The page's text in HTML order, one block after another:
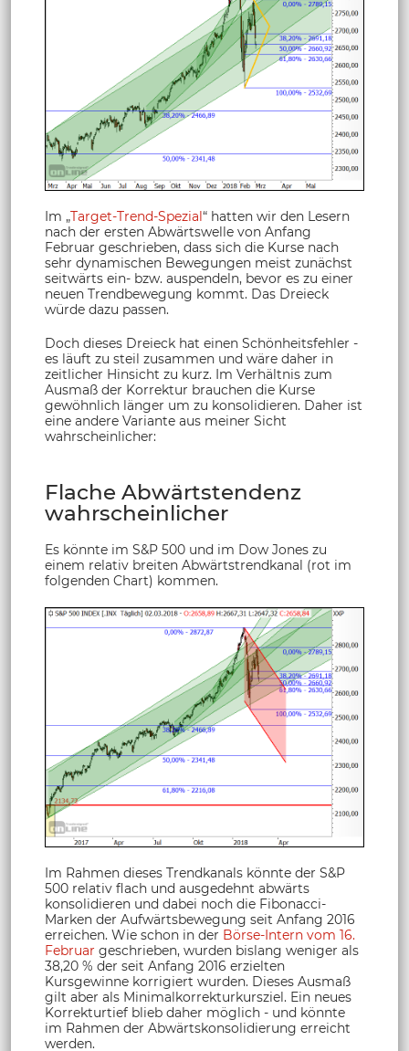
Im „Target-Trend-Spezial“ hatten wir den Lesern
nach der ersten Abwärtswelle von Anfang
Februar geschrieben, dass sich die Kurse nach
sehr dynamischen Bewegungen meist zunächst
seitwärts ein- bzw. auspendeln, bevor es zu einer
neuen Trendbewegung kommt. Das Dreieck
würde dazu passen.
Doch dieses Dreieck hat einen Schönheitsfehler -
es läuft zu steil zusammen und wäre daher in
zeitlicher Hinsicht zu kurz. Im Verhältnis zum
Ausmaß der Korrektur brauchen die Kurse
gewöhnlich länger um zu konsolidieren. Daher ist
eine andere Variante aus meiner Sicht
wahrscheinlicher:
Flache Abwärtstendenz
wahrscheinlicher
Es könnte im S&P 500 und im Dow Jones zu
einem relativ breiten Abwärtstrendkanal (rot im
folgenden Chart) kommen.
Im Rahmen dieses Trendkanals könnte der S&P
500 relativ flach und ausgedehnt abwärts
konsolidieren und dabei noch die Fibonacci-
Marken der Aufwärtsbewegung seit Anfang 2016
erreichen. Wie schon in der Börse-Intern vom 16.
Februar geschrieben, wurden bislang weniger als
38,20 % der seit Anfang 2016 erzielten
Kursgewinne korrigiert wurden. Dieses Ausmaß
gilt aber als Minimalkorrekturkursziel. Ein neues
Korrekturtief blieb daher möglich - und könnte
im Rahmen der Abwärtskonsolidierung erreicht
werden.